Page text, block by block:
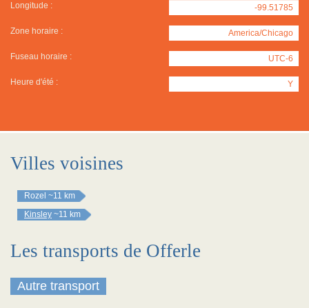
Longitude : -99.51785
Zone horaire : America/Chicago
Fuseau horaire : UTC-6
Heure d'été : Y
Villes voisines
Rozel ~11 km
Kinsley ~11 km
Les transports de Offerle
Autre transport